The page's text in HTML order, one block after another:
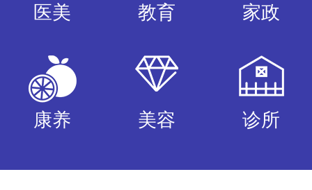
医美 教育 家政
康养 美容 诊所